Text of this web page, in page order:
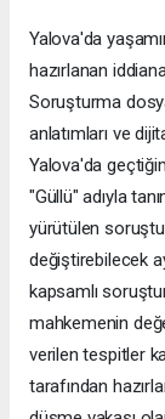
Yalova'da
hazırlanan
Soruşturma
anlatımları ve
Yalova'da
"Güllü" adıyla
yürütülen
değiştirebilecek
kapsamlı
mahkemenin
verilen tespitler
tarafından